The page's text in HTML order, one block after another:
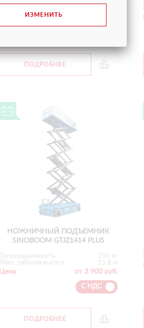
ПОДРОБНЕЕ
НОЖНИЧНЫЙ ПОДЪЕМНИК
SINOBOOM GTJZ1414 PLUS
Грузоподъемность
350 кг
Макс. рабочая высота
15.8 м
Цена от 3 900 руб.
С НДС
ПОДРОБНЕЕ
ИЗМЕНИТЬ